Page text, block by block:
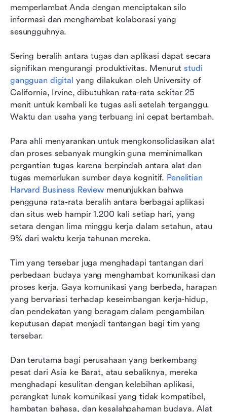
memperlambat Anda dengan menciptakan silo
informasi dan menghambat kolaborasi yang
sesungguhnya.
Sering beralih antara tugas dan aplikasi dapat secara
signifikan mengurangi produktivitas. Menurut studi
gangguan digital yang dilakukan oleh University of
California, Irvine, dibutuhkan rata-rata sekitar 25
menit untuk kembali ke tugas asli setelah terganggu.
Waktu dan usaha yang terbuang ini cepat bertambah.
Para ahli menyarankan untuk mengkonsolidasikan alat
dan proses sebanyak mungkin guna meminimalkan
pergantian tugas karena berpindah antara alat dan
tugas memerlukan sumber daya kognitif. Penelitian
Harvard Business Review menunjukkan bahwa
pengguna rata-rata beralih antara berbagai aplikasi
dan situs web hampir 1.200 kali setiap hari, yang
setara dengan lima minggu kerja dalam setahun, atau
9% dari waktu kerja tahunan mereka.
Tim yang tersebar juga menghadapi tantangan dari
perbedaan budaya yang menghambat komunikasi dan
proses kerja. Gaya komunikasi yang berbeda, harapan
yang bervariasi terhadap keseimbangan kerja-hidup,
dan pendekatan yang beragam dalam pengambilan
keputusan dapat menjadi tantangan bagi tim yang
tersebar.
Dan terutama bagi perusahaan yang berkembang
pesat dari Asia ke Barat, atau sebaliknya, mereka
menghadapi kesulitan dengan kelebihan aplikasi,
perangkat lunak komunikasi yang tidak kompatibel,
hambatan bahasa, dan kesalahpahaman budaya. Alat